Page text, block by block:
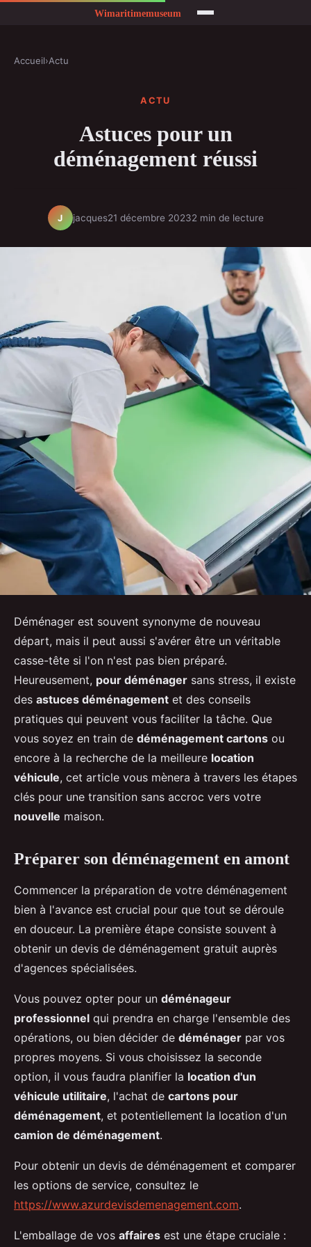
Accueil›Actu
ACTU
Astuces pour un
déménagement réussi
J jacques21 décembre 20232 min de lecture
Déménager est souvent synonyme de nouveau
départ, mais il peut aussi s'avérer être un véritable
casse-tête si l'on n'est pas bien préparé.
Heureusement, pour déménager sans stress, il existe
des astuces déménagement et des conseils
pratiques qui peuvent vous faciliter la tâche. Que
vous soyez en train de déménagement cartons ou
encore à la recherche de la meilleure location
véhicule, cet article vous mènera à travers les étapes
clés pour une transition sans accroc vers votre
nouvelle maison.
Préparer son déménagement en amont
Commencer la préparation de votre déménagement
bien à l'avance est crucial pour que tout se déroule
en douceur. La première étape consiste souvent à
obtenir un devis de déménagement gratuit auprès
d'agences spécialisées.
Vous pouvez opter pour un déménageur
professionnel qui prendra en charge l'ensemble des
opérations, ou bien décider de déménager par vos
propres moyens. Si vous choisissez la seconde
option, il vous faudra planifier la location d'un
véhicule utilitaire, l'achat de cartons pour
déménagement, et potentiellement la location d'un
camion de déménagement.
Pour obtenir un devis de déménagement et comparer
les options de service, consultez le
https://www.azurdevisdemenagement.com.
L'emballage de vos affaires est une étape cruciale :